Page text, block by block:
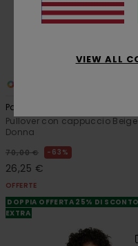
Party Flower
Pullover con cappuccio Beige
Donna
70,00 € 63%
26,25 €
OFFERTE
DOPPIA OFFERTA 25% DI SCONTO
EXTRA
VIEW ALL